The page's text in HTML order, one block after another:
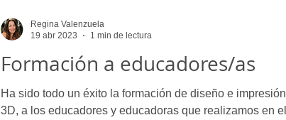
Formación a educadores/as
Ha sido todo un éxito la formación de diseño e impresión
3D, a los educadores y educadoras que realizamos en el
Regina Valenzuela
19 abr 2023
1 min de lectura